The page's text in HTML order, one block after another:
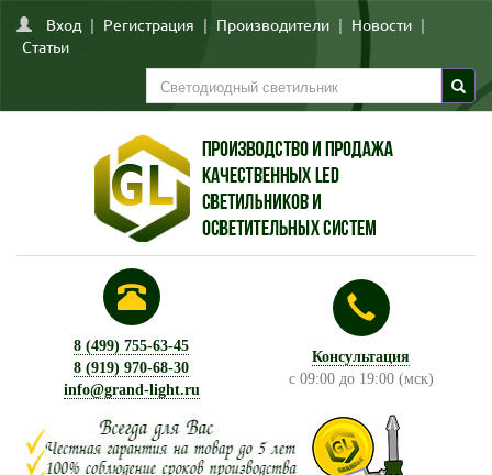
Вход | Регистрация | Производители | Новости |
Статьи
8 (499) 755-63-45
8 (919) 970-68-30
info@grand-light.ru
Консультация
с 09:00 до 19:00 (мск)